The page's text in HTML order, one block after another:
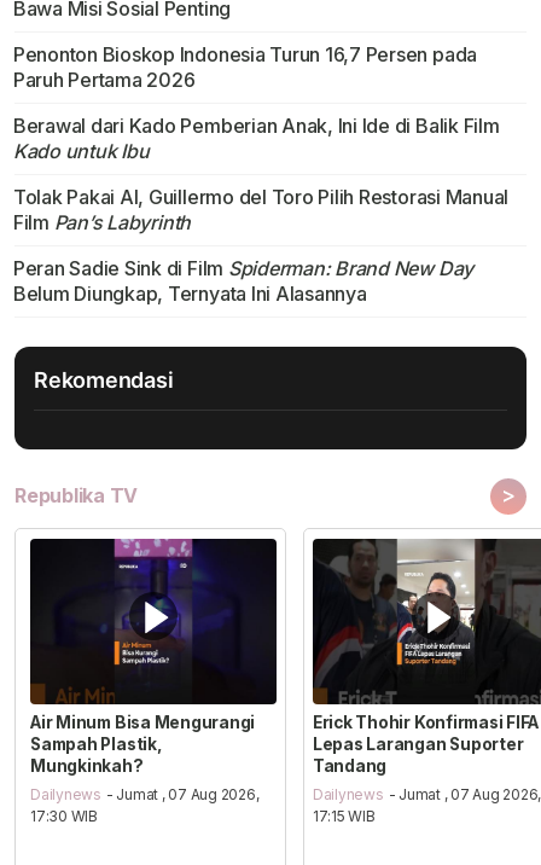
Bawa Misi Sosial Penting
Penonton Bioskop Indonesia Turun 16,7 Persen pada
Paruh Pertama 2026
Berawal dari Kado Pemberian Anak, Ini Ide di Balik Film
Kado untuk Ibu
Tolak Pakai AI, Guillermo del Toro Pilih Restorasi Manual
Film Pan’s Labyrinth
Peran Sadie Sink di Film Spiderman: Brand New Day
Belum Diungkap, Ternyata Ini Alasannya
Rekomendasi
Republika TV >
Air Minum Bisa Mengurangi
Sampah Plastik,
Mungkinkah?
Dailynews - Jumat , 07 Aug 2026,
17:30 WIB
Erick Thohir Konfirmasi FIFA
Lepas Larangan Suporter
Tandang
Dailynews - Jumat , 07 Aug 2026,
17:15 WIB